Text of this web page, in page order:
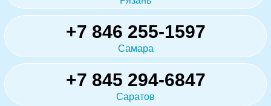
+7 846 255-1597
Самара
+7 845 294-6847
Саратов